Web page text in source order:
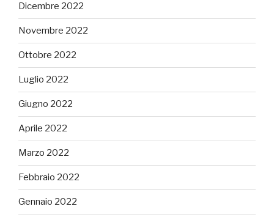
Dicembre 2022
Novembre 2022
Ottobre 2022
Luglio 2022
Giugno 2022
Aprile 2022
Marzo 2022
Febbraio 2022
Gennaio 2022